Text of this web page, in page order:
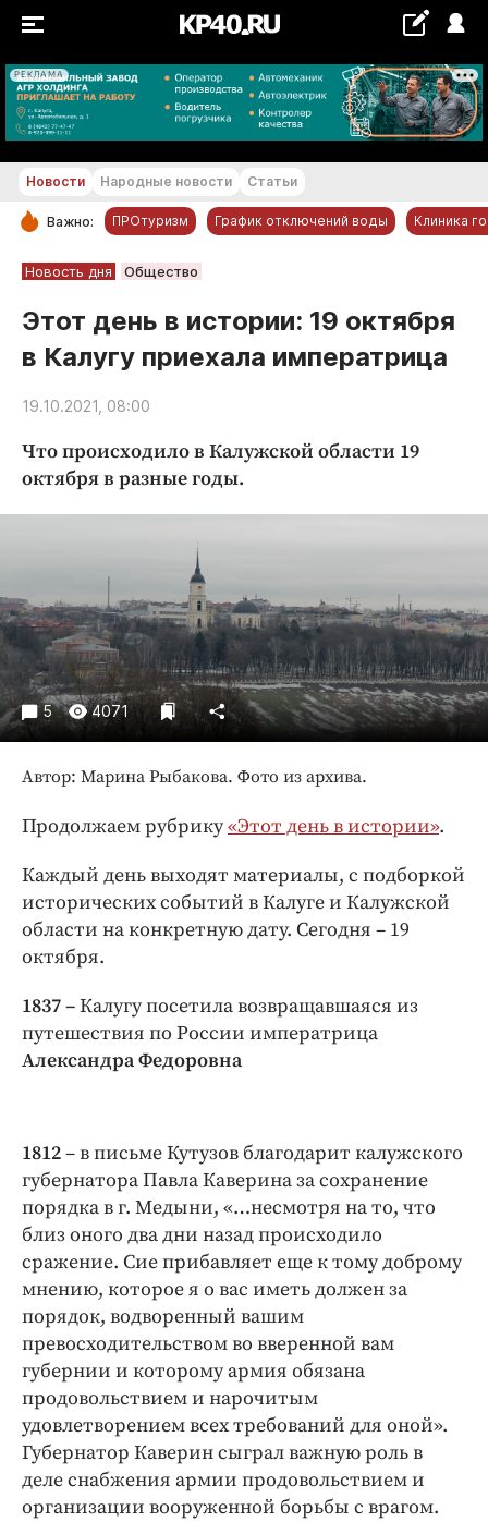
РЕКЛАМА
+21...+22 °С
РУБРИКИ
Новости компаний
Статьи
Народные новости
Благоустройство
Недвижимость и ЖКХ
Образование
Общество
Погода
Праздники
Происшествия
ПРОЕКТЫ
Блоги
Издания
Медиаперсона
Клиника года
Бренд года
Новости Народные новости Статьи
Важно: ПРОтуризм График отключений воды Клиника
Новость дня Общество
Этот день в истории: 19 октября
в Калугу приехала императрица
19.10.2021, 08:00
Что происходило в Калужской области 19
октября в разные годы.
5 4071
Автор: Марина Рыбакова. Фото из архива.
Продолжаем рубрику«Этот день в истории».
Каждый день выходят материалы, с подборкой
исторических событий в Калуге и Калужской
области на конкретную дату. Сегодня – 19
октября.
1837 –Калугу посетила возвращавшаяся из
путешествия по России императрица
Александра Федоровна
1812– в письме Кутузов благодарит калужского
губернатора Павла Каверина за сохранение
порядка в г. Медыни, «…несмотря на то, что
близ оного два дни назад происходило
сражение. Сие прибавляет еще к тому доброму
мнению, которое я о вас иметь должен за
порядок, водворенный вашим
превосходительством во вверенной вам
губернии и которому армия обязана
продовольствием и нарочитым
удовлетворением всех требований для оной».
Губернатор Каверин сыграл важную роль в
деле снабжения армии продовольствием и
организации вооруженной борьбы с врагом.